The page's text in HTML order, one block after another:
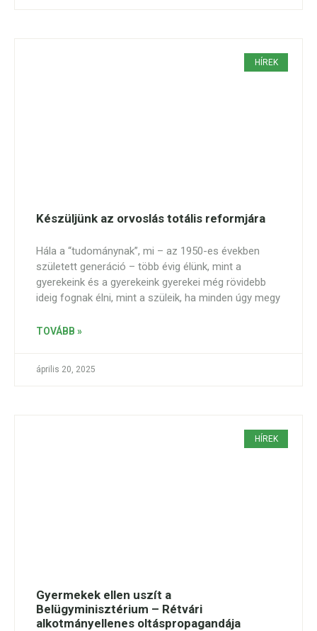
HÍREK
Készüljünk az orvoslás totális reformjára
Hála a “tudománynak”, mi – az 1950-es években
született generáció – több évig élünk, mint a
gyerekeink és a gyerekeink gyerekei még rövidebb
ideig fognak élni, mint a szüleik, ha minden úgy megy
TOVÁBB »
április 20, 2025
HÍREK
Gyermekek ellen uszít a
Belügyminisztérium – Rétvári
alkotmányellenes oltáspropagandája